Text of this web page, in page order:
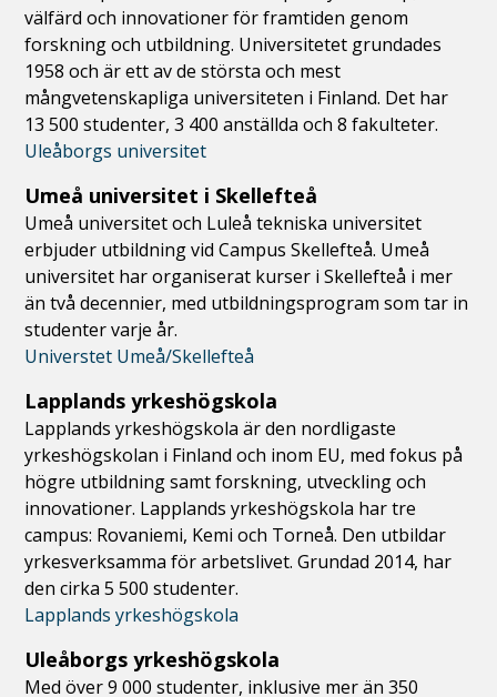
välfärd och innovationer för framtiden genom
forskning och utbildning. Universitetet grundades
1958 och är ett av de största och mest
mångvetenskapliga universiteten i Finland. Det har
13 500 studenter, 3 400 anställda och 8 fakulteter.
Uleåborgs universitet
Umeå universitet i Skellefteå
Umeå universitet och Luleå tekniska universitet
erbjuder utbildning vid Campus Skellefteå. Umeå
universitet har organiserat kurser i Skellefteå i mer
än två decennier, med utbildningsprogram som tar in
studenter varje år.
Universtet Umeå/Skellefteå
Lapplands yrkeshögskola
Lapplands yrkeshögskola är den nordligaste
yrkeshögskolan i Finland och inom EU, med fokus på
högre utbildning samt forskning, utveckling och
innovationer. Lapplands yrkeshögskola har tre
campus: Rovaniemi, Kemi och Torneå. Den utbildar
yrkesverksamma för arbetslivet. Grundad 2014, har
den cirka 5 500 studenter.
Lapplands yrkeshögskola
Uleåborgs yrkeshögskola
Med över 9 000 studenter, inklusive mer än 350